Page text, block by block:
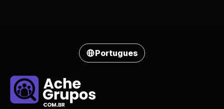
Portugues